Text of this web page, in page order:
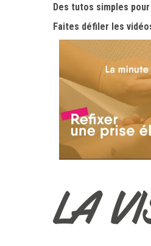
Des tutos simples
Faites défiler les
LA